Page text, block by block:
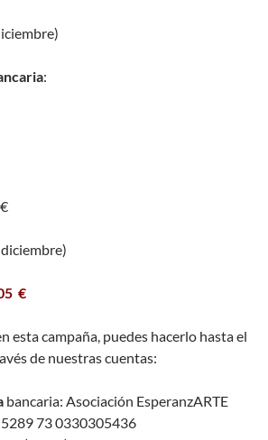
:
€
esta campaña, puedes hacerlo hasta el
de nuestras cuentas:
bancaria: Asociación EsperanzARTE
73 0330305436